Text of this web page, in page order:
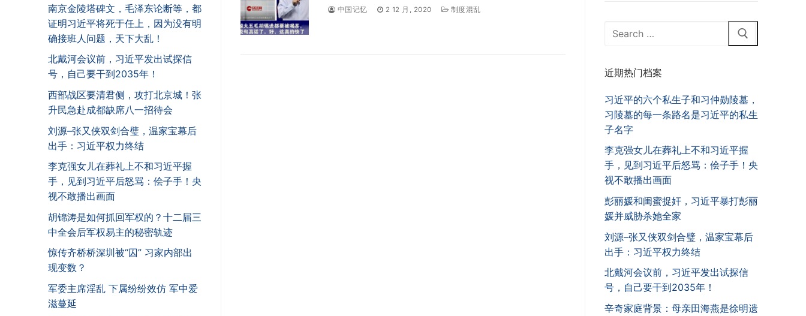
中国记忆 2 12 月, 2020 制度混乱
Search
近期热门档案
习近平的六个私生子和习仲勋陵墓，
习陵墓的每一条路名是习近平的私生
子名字
李克强女儿在葬礼上不和习近平握
手，见到习近平后怒骂：侩子手！央
视不敢播出画面
彭丽媛和闺蜜捉奸，习近平暴打彭丽
媛并威胁杀她全家
刘源–张又侠双剑合璧，温家宝幕后
出手：习近平权力终结
北戴河会议前，习近平发出试探信
号，自己要干到2035年！
辛奇家庭背景：母亲田海燕是徐明遗
南京金陵塔碑文，毛泽东论断等，都
证明习近平将死于任上，因为没有明
确接班人问题，天下大乱！
北戴河会议前，习近平发出试探信
号，自己要干到2035年！
西部战区要清君侧，攻打北京城！张
升民急赴成都缺席八一招待会
刘源–张又侠双剑合璧，温家宝幕后
出手：习近平权力终结
李克强女儿在葬礼上不和习近平握
手，见到习近平后怒骂：侩子手！央
视不敢播出画面
胡锦涛是如何抓回军权的？十二届三
中全会后军权易主的秘密轨迹
惊传齐桥桥深圳被“囚” 习家内部出
现变数？
军委主席淫乱 下属纷纷效仿 军中爱
滋蔓延